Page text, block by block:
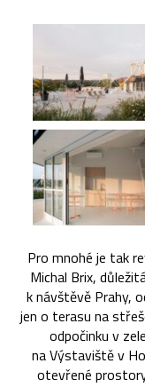
Pro mnohé je tak
Michal Brix,
k návštěvě Prahy,
jen o terasu na
odpočinku v
na Výstaviště v
otevřené